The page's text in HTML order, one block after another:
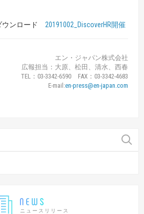
ニュースリリース
ンロード 20191002_DiscoverHR開催
エン・ジャパン株式会社
広報担当：大原、松田、清水、西春
TEL：03-3342-6590 FAX：03-3342-4683
E-mail:en-press@en-japan.com